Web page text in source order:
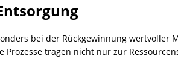
bei der Rückgewinnung wertvoller
tragen nicht nur zur